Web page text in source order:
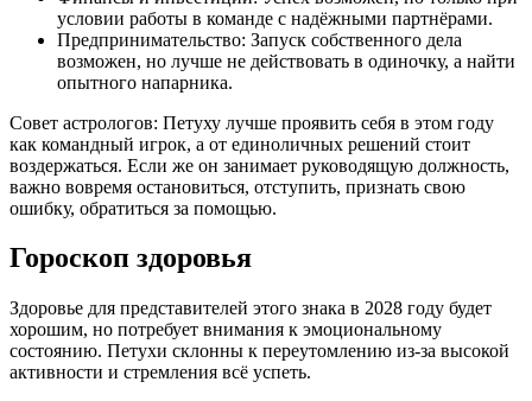
условии работы в команде с надёжными партнёрами.
Предпринимательство: Запуск собственного дела
возможен, но лучше не действовать в одиночку, а найти
опытного напарника.
Совет астрологов: Петуху лучше проявить себя в этом году
как командный игрок, а от единоличных решений стоит
воздержаться. Если же он занимает руководящую должность,
важно вовремя остановиться, отступить, признать свою
ошибку, обратиться за помощью.
Гороскоп здоровья
Здоровье для представителей этого знака в 2028 году будет
хорошим, но потребует внимания к эмоциональному
состоянию. Петухи склонны к переутомлению из-за высокой
активности и стремления всё успеть.